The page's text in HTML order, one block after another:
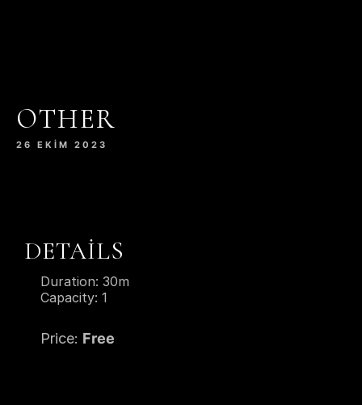
OTHER
26 EKIM 2023
DETAILS
Price: Free
Duration: 30m
Capacity: 1